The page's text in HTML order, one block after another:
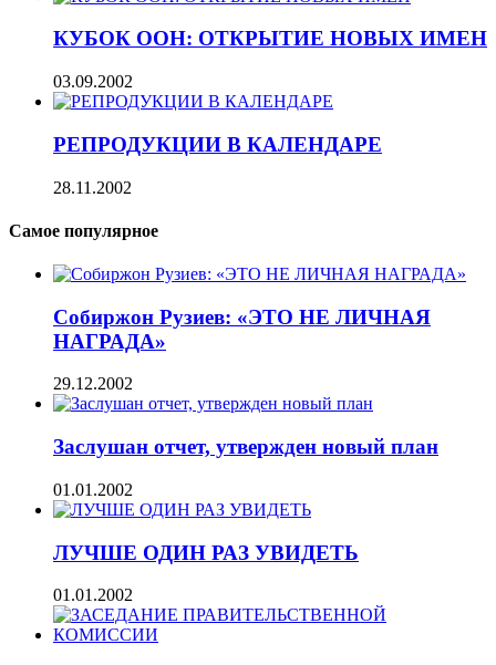
КУБОК ООН: ОТКРЫТИЕ НОВЫХ ИМЕН
03.09.2002
РЕПРОДУКЦИИ В КАЛЕНДАРЕ
28.11.2002
Самое популярное
Собиржон Рузиев: «ЭТО НЕ ЛИЧНАЯ
НАГРАДА»
29.12.2002
Заслушан отчет, утвержден новый план
01.01.2002
ЛУЧШЕ ОДИН РАЗ УВИДЕТЬ
01.01.2002